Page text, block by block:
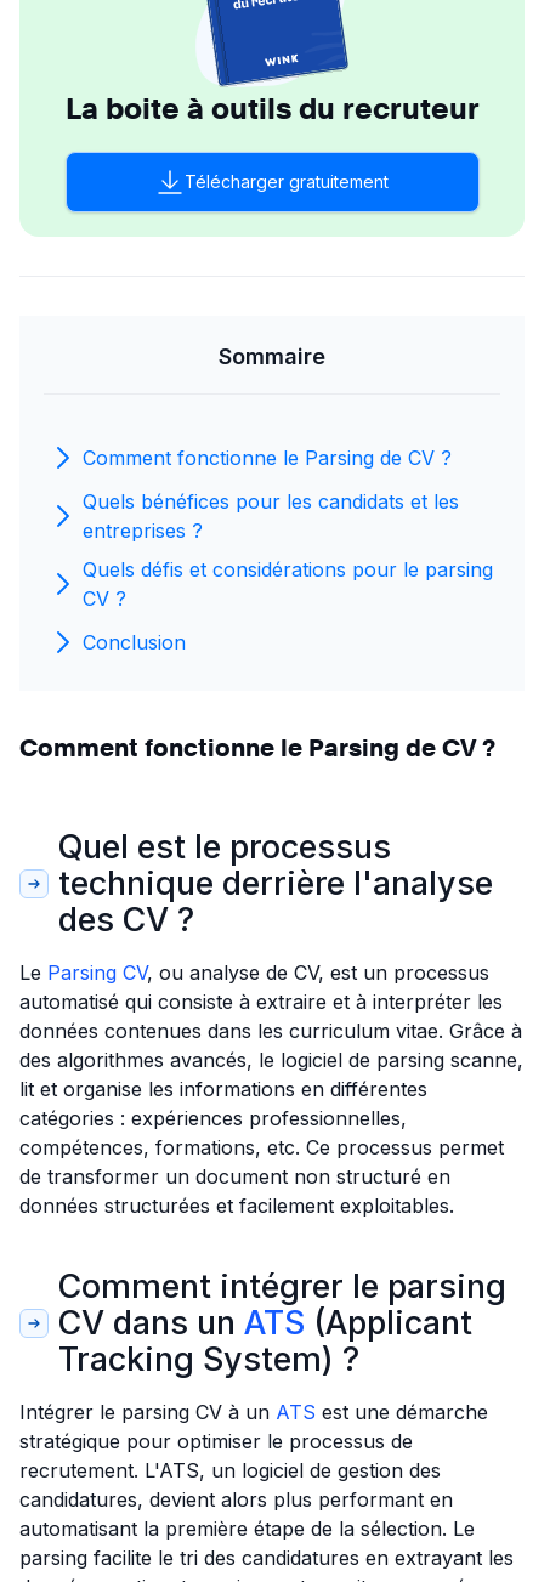
La boite à outils du recruteur
Télécharger gratuitement
Sommaire
Comment fonctionne le Parsing de CV ?
Quels bénéfices pour les candidats et les
entreprises ?
Quels défis et considérations pour le parsing
CV ?
Conclusion
Comment fonctionne le Parsing de CV ?
Quel est le processus
technique derrière l'analyse
des CV ?
Le Parsing CV, ou analyse de CV, est un processus
automatisé qui consiste à extraire et à interpréter les
données contenues dans les curriculum vitae. Grâce à
des algorithmes avancés, le logiciel de parsing scanne,
lit et organise les informations en différentes
catégories : expériences professionnelles,
compétences, formations, etc. Ce processus permet
de transformer un document non structuré en
données structurées et facilement exploitables.
Comment intégrer le parsing
CV dans un ATS (Applicant
Tracking System) ?
Intégrer le parsing CV à un ATS est une démarche
stratégique pour optimiser le processus de
recrutement. L'ATS, un logiciel de gestion des
candidatures, devient alors plus performant en
automatisant la première étape de la sélection. Le
parsing facilite le tri des candidatures en extrayant les